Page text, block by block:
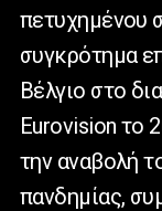
πετυχημένου
συγκρότημα
Βέλγιο στο
Eurovision το
την αναβολή
πανδημίας,